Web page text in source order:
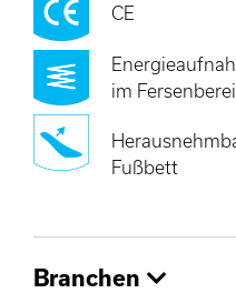
CE
im
Fußbett
Branchen